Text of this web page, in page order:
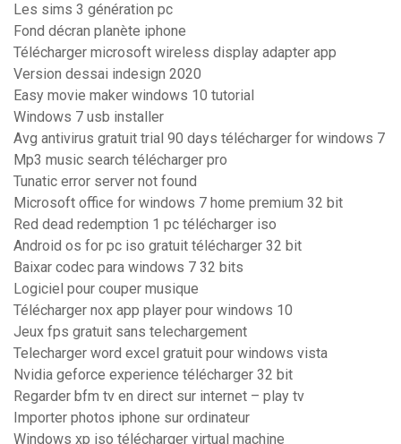
Les sims 3 génération pc
Fond décran planète iphone
Télécharger microsoft wireless display adapter app
Version dessai indesign 2020
Easy movie maker windows 10 tutorial
Windows 7 usb installer
Avg antivirus gratuit trial 90 days télécharger for windows 7
Mp3 music search télécharger pro
Tunatic error server not found
Microsoft office for windows 7 home premium 32 bit
Red dead redemption 1 pc télécharger iso
Android os for pc iso gratuit télécharger 32 bit
Baixar codec para windows 7 32 bits
Logiciel pour couper musique
Télécharger nox app player pour windows 10
Jeux fps gratuit sans telechargement
Telecharger word excel gratuit pour windows vista
Nvidia geforce experience télécharger 32 bit
Regarder bfm tv en direct sur internet – play tv
Importer photos iphone sur ordinateur
Windows xp iso télécharger virtual machine